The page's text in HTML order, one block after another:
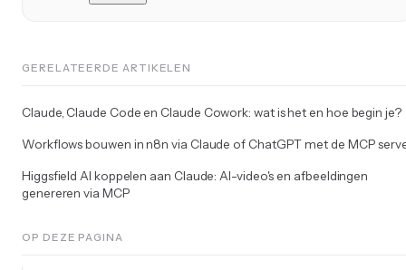
GERELATEERDE ARTIKELEN
Claude, Claude Code en Claude Cowork: wat is het en hoe begin je?
Workflows bouwen in n8n via Claude of ChatGPT met de MCP
Higgsfield AI koppelen aan Claude: AI-video's en afbeeldingen
genereren via MCP
OP DEZE PAGINA